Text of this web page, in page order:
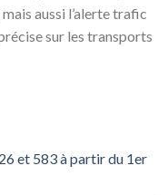
aussi l’alerte trafic
sur les transports
et 583 à partir du 1er